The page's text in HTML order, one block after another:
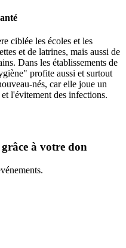
ciblée les écoles et les
et de latrines, mais aussi de
Dans les établissements de
profite aussi et surtout
nés, car elle joue un
l'évitement des infections.
à votre don